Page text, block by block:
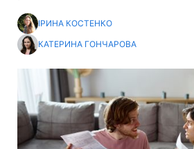
ІРИНА КОСТЕНКО
КАТЕРИНА ГОНЧАРОВА